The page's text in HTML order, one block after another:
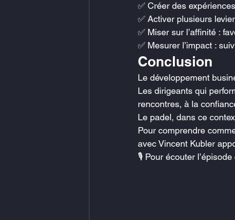
✅ Créer des
✅ Activer plusieurs
✅ Miser sur l’affinité :
✅ Mesurer l’impact :
Conclusion
Le développement
Les dirigeants qui
rencontres, à la
Le padel, dans ce
Pour comprendre
avec Vincent Kubler
🎙️ Pour écouter